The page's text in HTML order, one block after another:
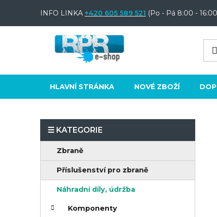
INFO LINKA +420 605 589 521 (Po - Pá 8:00 -
HLAVNÍ STRÁNKA NOVÉ ZBOŽÍ
P
oPřeskočit
kategorie
a
Zbraně
Příslušenství pro zbraně
Náhradní díly, údržba
Komponenty